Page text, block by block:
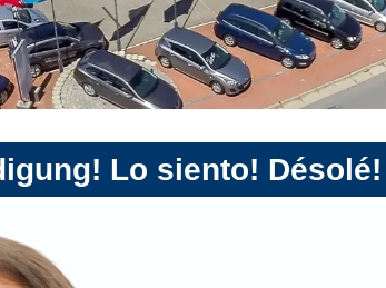
Lo siento! Désolé!